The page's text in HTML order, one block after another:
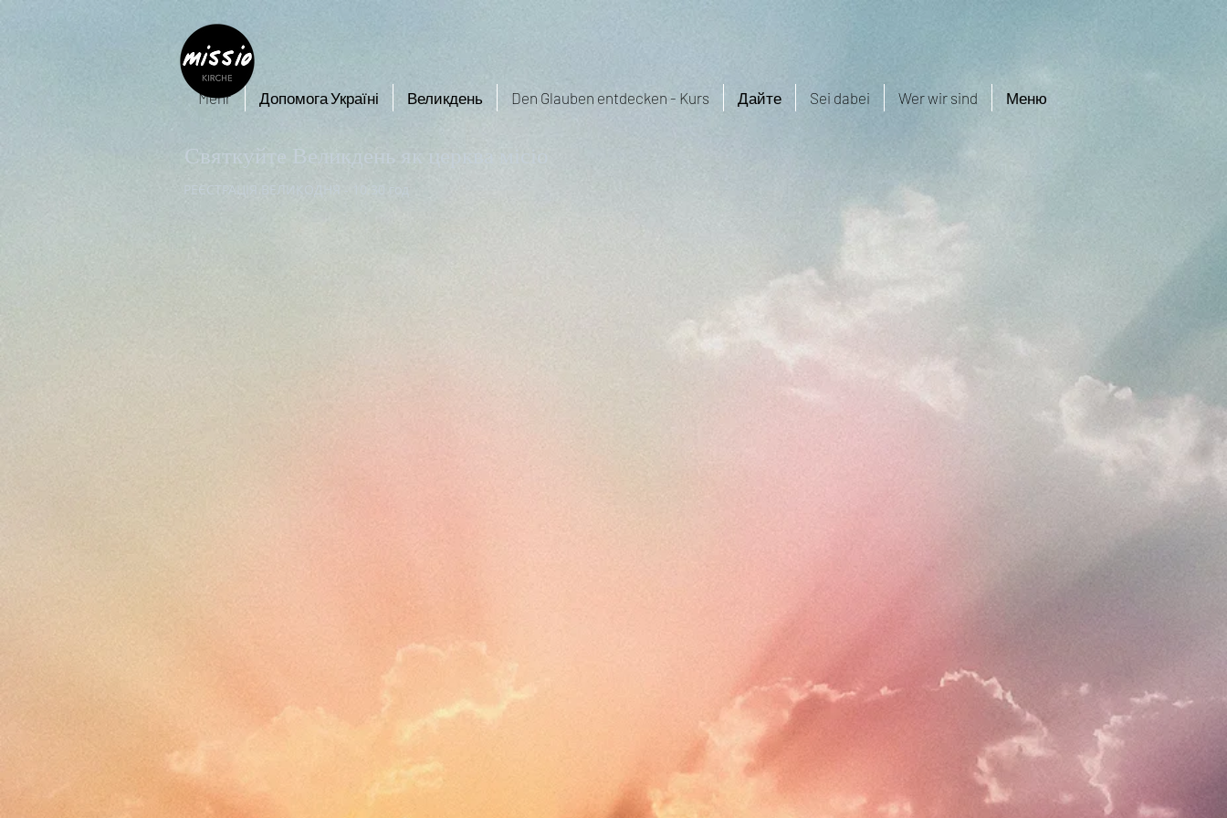
Меню
Wer wir sind
Sei dabei
Дайте
Den Glauben entdecken - Kurs
Великдень
Допомога Україні
Mehr
Святкуйте Великдень як церква місіо
РЕЄСТРАЦІЯ ВЕЛИКОДНЯ - 10.30 год